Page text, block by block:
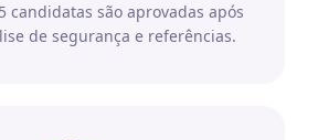
candidatas são aprovadas após
de segurança e referências.